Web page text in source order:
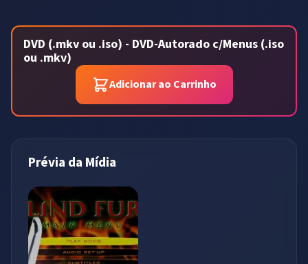
DVD (.mkv ou .iso) - DVD-Autorado c/Menus (.iso
ou .mkv)
Adicionar ao Carrinho
Prévia da Mídia